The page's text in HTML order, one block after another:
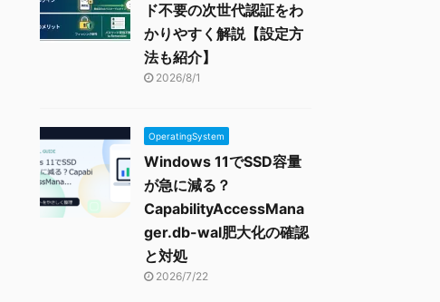
ド不要の次世代認証をわ
かりやすく解説【設定方
法も紹介】
2026/8/1
OperatingSystem
Windows 11でSSD容量
が急に減る？
CapabilityAccessMana
ger.db-wal肥大化の確認
と対処
2026/7/22